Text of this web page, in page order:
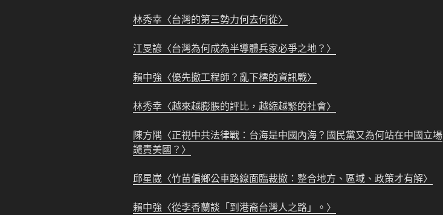
林秀幸 〈台灣的第三勢力何去何從〉
江旻諺 〈台灣為何成為半導體兵家必爭之地？〉
賴中強 〈優先撤工程師？ 亂下標的資訊戰〉
林秀幸 〈越來越膨脹的評比，越縮越緊的社會〉
陳方隅 〈正視中共法律戰：台海是中國內海？國民黨又為何站在中國立場
譴責美國？〉
邱星崴 〈竹苗偏鄉公車路線面臨裁撤：整合地方、區域、政策才有解〉
賴中強 〈從李香蘭談「到港裔台灣人之路」。〉